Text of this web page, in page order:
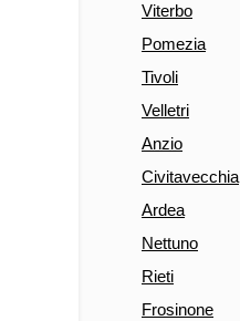
Viterbo
Pomezia
Tivoli
Velletri
Anzio
Civitavecchia
Ardea
Nettuno
Rieti
Frosinone